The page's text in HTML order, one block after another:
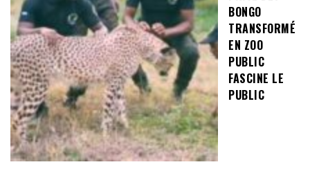
BONGO
TRANSFORMÉ
EN ZOO
PUBLIC
FASCINE LE
PUBLIC